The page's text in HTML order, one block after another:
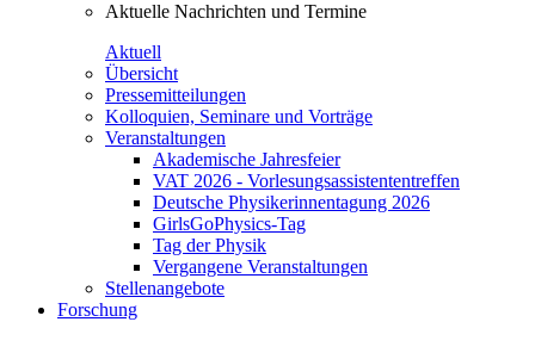
Aktuelle Nachrichten und Termine
Aktuell
Übersicht
Pressemitteilungen
Kolloquien, Seminare und Vorträge
Veranstaltungen
Akademische Jahresfeier
VAT 2026 - Vorlesungsassistententreffen
Deutsche Physikerinnentagung 2026
GirlsGoPhysics-Tag
Tag der Physik
Vergangene Veranstaltungen
Stellenangebote
Forschung